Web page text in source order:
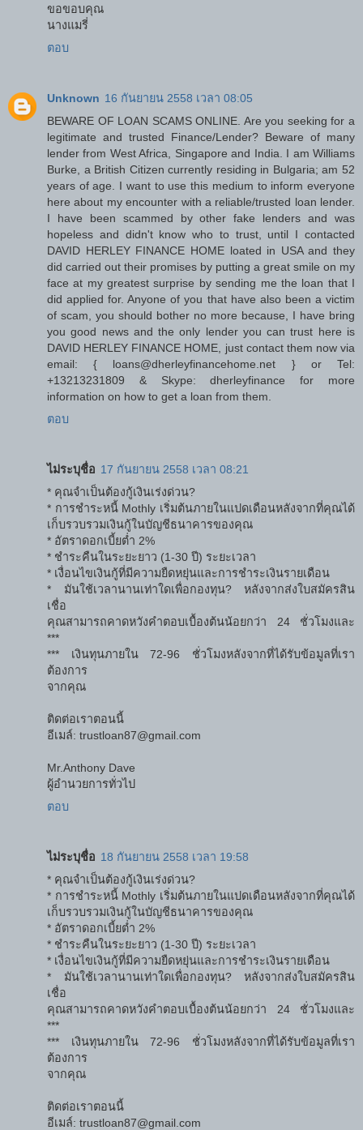
ขอขอบคุณ
นางแมรี่
ตอบ
Unknown 16 กันยายน 2558 เวลา 08:05
BEWARE OF LOAN SCAMS ONLINE. Are you seeking for a
legitimate and trusted Finance/Lender? Beware of many
lender from West Africa, Singapore and India. I am Williams
Burke, a British Citizen currently residing in Bulgaria; am 52
years of age. I want to use this medium to inform everyone
here about my encounter with a reliable/trusted loan lender.
I have been scammed by other fake lenders and was
hopeless and didn't know who to trust, until I contacted
DAVID HERLEY FINANCE HOME loated in USA and they
did carried out their promises by putting a great smile on my
face at my greatest surprise by sending me the loan that I
did applied for. Anyone of you that have also been a victim
of scam, you should bother no more because, I have bring
you good news and the only lender you can trust here is
DAVID HERLEY FINANCE HOME, just contact them now via
email: { loans@dherleyfinancehome.net } or Tel:
+13213231809 & Skype: dherleyfinance for more
information on how to get a loan from them.
ตอบ
ไม่ระบุชื่อ 17 กันยายน 2558 เวลา 08:21
* คุณจำเป็นต้องกู้เงินเร่งด่วน?
* การชำระหนี้ Mothly เริ่มต้นภายในแปดเดือนหลังจากที่คุณได้
เก็บรวบรวมเงินกู้ในบัญชีธนาคารของคุณ
* อัตราดอกเบี้ยต่ำ 2%
* ชําระคืนในระยะยาว (1-30 ปี) ระยะเวลา
* เงื่อนไขเงินกู้ที่มีความยืดหยุ่นและการชำระเงินรายเดือน
* มันใช้เวลานานเท่าใดเพื่อกองทุน? หลังจากส่งใบสมัครสิน
เชื่อ
คุณสามารถคาดหวังคำตอบเบื้องต้นน้อยกว่า 24 ชั่วโมงและ
***
*** เงินทุนภายใน 72-96 ชั่วโมงหลังจากที่ได้รับข้อมูลที่เรา
ต้องการ
จากคุณ
ติดต่อเราตอนนี้
อีเมล์: trustloan87@gmail.com
Mr.Anthony Dave
ผู้อำนวยการทั่วไป
ตอบ
ไม่ระบุชื่อ 18 กันยายน 2558 เวลา 19:58
* คุณจำเป็นต้องกู้เงินเร่งด่วน?
* การชำระหนี้ Mothly เริ่มต้นภายในแปดเดือนหลังจากที่คุณได้
เก็บรวบรวมเงินกู้ในบัญชีธนาคารของคุณ
* อัตราดอกเบี้ยต่ำ 2%
* ชําระคืนในระยะยาว (1-30 ปี) ระยะเวลา
* เงื่อนไขเงินกู้ที่มีความยืดหยุ่นและการชำระเงินรายเดือน
* มันใช้เวลานานเท่าใดเพื่อกองทุน? หลังจากส่งใบสมัครสิน
เชื่อ
คุณสามารถคาดหวังคำตอบเบื้องต้นน้อยกว่า 24 ชั่วโมงและ
***
*** เงินทุนภายใน 72-96 ชั่วโมงหลังจากที่ได้รับข้อมูลที่เรา
ต้องการ
จากคุณ
ติดต่อเราตอนนี้
อีเมล์: trustloan87@gmail.com